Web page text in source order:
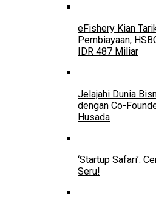
eFishery Kian
Pembiayaan,
IDR 487 Miliar
Jelajahi Dunia
dengan Co-
Husada
‘Startup Safari’:
Seru!